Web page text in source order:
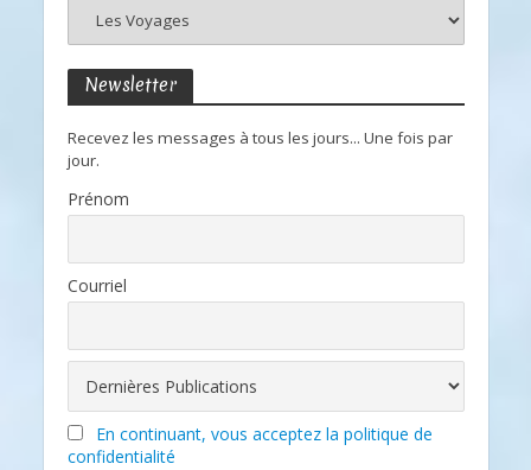
Newsletter
Recevez les messages à tous les jours... Une fois par
jour.
Prénom
Courriel
En continuant, vous acceptez la politique de
confidentialité